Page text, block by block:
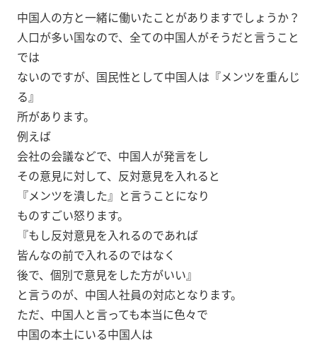
中国人の方と一緒に働いたことがありますでしょうか？
人口が多い国なので、全ての中国人がそうだと言うこと
では
ないのですが、国民性として中国人は『メンツを重んじ
る』
所があります。
例えば
会社の会議などで、中国人が発言をし
その意見に対して、反対意見を入れると
『メンツを潰した』と言うことになり
ものすごい怒ります。
『もし反対意見を入れるのであれば
皆んなの前で入れるのではなく
後で、個別で意見をした方がいい』
と言うのが、中国人社員の対応となります。
ただ、中国人と言っても本当に色々で
中国の本土にいる中国人は